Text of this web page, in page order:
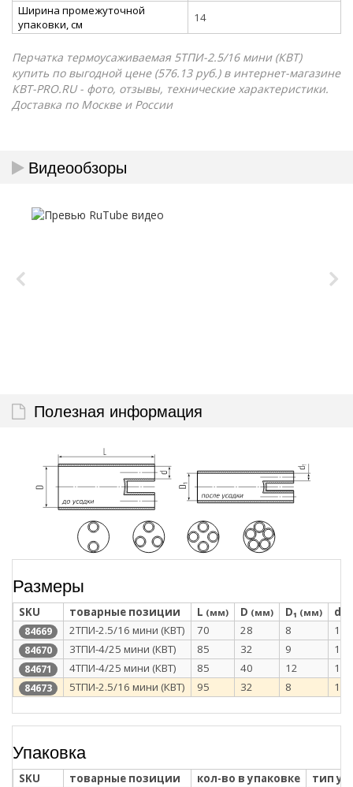
Ширина промежуточной
упаковки, см
14
Перчатка термоусаживаемая 5ТПИ-2.5/16 мини (КВТ)
купить по выгодной цене (576.13 руб.) в интернет-магазине
КВТ-PRO.RU - фото, отзывы, технические характеристики.
Доставка по Москве и России
Видеообзоры
Полезная информация
Размеры
SKU товарные позиции L (мм) D (мм) D₁ (мм) d
84669 2ТПИ-2.5/16 мини (КВТ) 70 28 8 12
84670 3ТПИ-4/25 мини (КВТ) 85 32 9 12
84671 4ТПИ-4/25 мини (КВТ) 85 40 12 12
84673 5ТПИ-2.5/16 мини (КВТ) 95 32 8 10
Упаковка
SKU товарные позиции кол-во в упаковке тип